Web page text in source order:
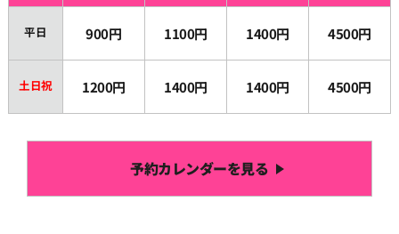
平日 900円 1100円 1400円 4500円
土日祝 1200円 1400円 1400円 4500円
予約カレンダーを見る